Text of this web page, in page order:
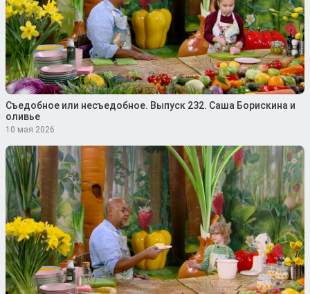
Съедобное или несъедобное. Выпуск 232. Саша Борискина и
оливье
10 мая 2026